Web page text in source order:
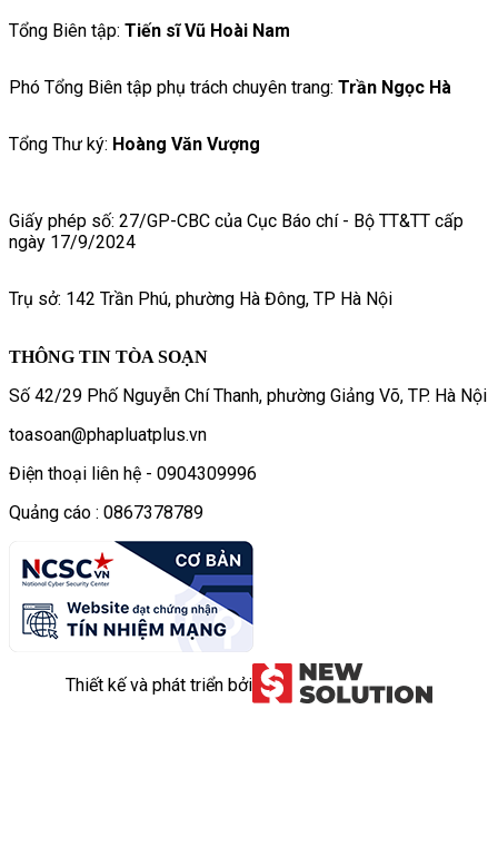
Tổng Biên tập: Tiến sĩ Vũ Hoài Nam
Phó Tổng Biên tập phụ trách chuyên trang: Trần Ngọc Hà
Tổng Thư ký: Hoàng Văn Vượng
Giấy phép số: 27/GP-CBC của Cục Báo chí - Bộ TT&TT cấp
ngày 17/9/2024
Trụ sở: 142 Trần Phú, phường Hà Đông, TP Hà Nội
THÔNG TIN TÒA SOẠN
Số 42/29 Phố Nguyễn Chí Thanh, phường Giảng Võ, TP. Hà Nội
toasoan@phapluatplus.vn
Điện thoại liên hệ - 0904309996
Quảng cáo : 0867378789
Thiết kế và phát triển bởi